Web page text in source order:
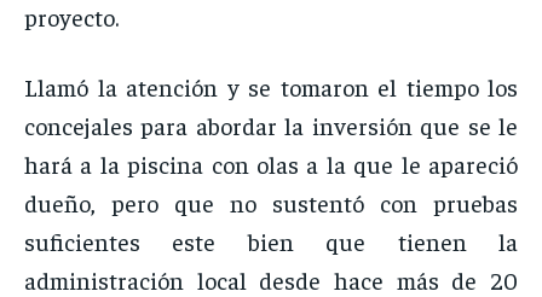
proyecto.
Llamó la atención y se tomaron el tiempo los
concejales para abordar la inversión que se le
hará a la piscina con olas a la que le apareció
dueño, pero que no sustentó con pruebas
suficientes este bien que tienen la
administración local desde hace más de 20